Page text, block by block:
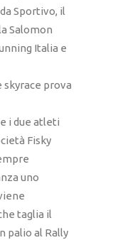
Sportivo, il
Salomon
Italia e
prova
i due atleti
Fisky
uno
taglia il
palio al Rally